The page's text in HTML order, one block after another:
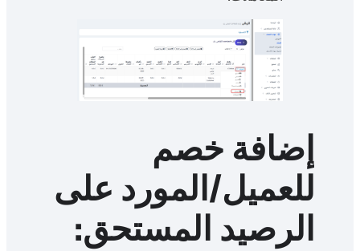
إضافة خصم
للعميل/المورد على
الرصيد المستحق: